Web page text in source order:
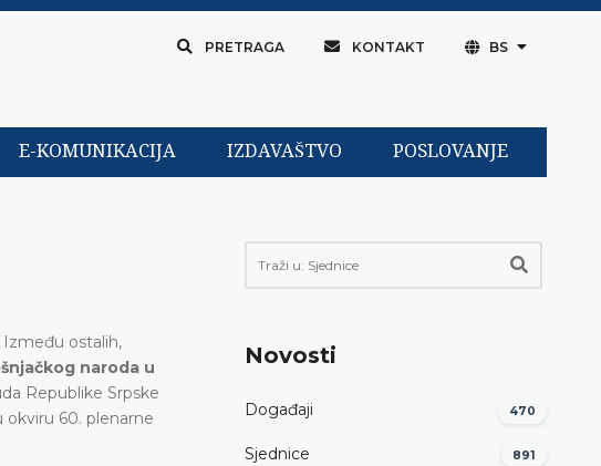
PRETRAGA KONTAKT BS
E-KOMUNIKACIJA IZDAVAŠTVO POSLOVANJE
Između ostalih,
naroda u
Republike Srpske
okviru 60. plenarne
Novosti
Događaji 470
Sjednice 891